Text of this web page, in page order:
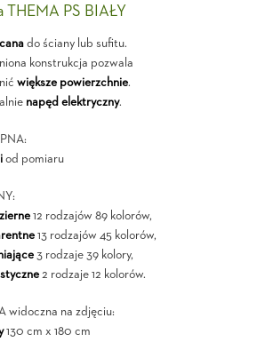
THEMA PS BIAŁY
do ściany lub sufitu.
konstrukcja pozwala
większe powierzchnie.
napęd elektryczny.
od pomiaru
12 rodzajów 89 kolorów,
13 rodzajów 45 kolorów,
3 rodzaje 39 kolory,
2 rodzaje 12 kolorów.
widoczna na zdjęciu:
130 cm x 180 cm